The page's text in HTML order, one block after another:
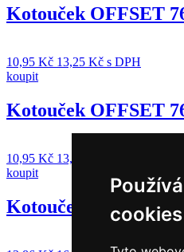
cookies
Kotouček OFFSET
10,95 Kč 13,25 Kč s DPH
koupit
Kotouček OFFSET
10,95 Kč 13,25
koupit
Kotouček OFFSET